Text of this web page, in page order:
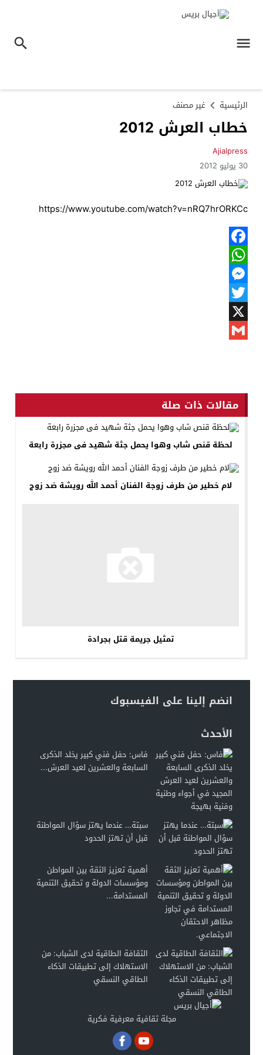
الرئيسية غير مصنف
خطاب العرش 2012
Ajialpress
30 يوليو 2012
https://www.youtube.com/watch?v=nRQ7hrORKCc
Facebook
WhatsApp
Messenger
Twitter
X
مقالات ذات صلة
لحظة قنص شاب وهوا يحمل جثة شهيد فى مجزرة رابعة
لام خطير من طرف زوجة الفنان أحمد الله رويشة ضد زوج
تمثيل جريمة قتل بجرادة
انضم إلينا على الفيسبوك
الأحدث
فاس: حفل فني كبير يخلد الذكرى
السابعة والعشرين لعيد العرش...
سبتة… عندما يهتز سؤال المواطنة
قبل أن تهتز الحدود
أهمية تعزيز الثقة بين المواطن
ومؤسسات الدولة و تحقيق التنمية
المستدامة...
الثقافة الطاقية لدى الشباب: من
الاستهلاك إلى تطبيقات الذكاء
الطاقي النسقي
مجلة ثقافية معرفية فكرية